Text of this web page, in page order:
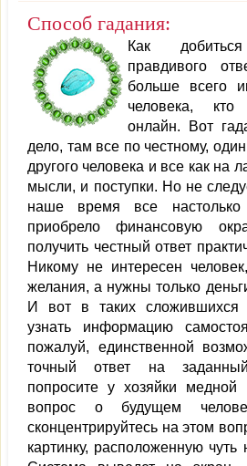
Способ гадания:
Как
правдивого
больше всего
человека, кто
онлайн. Вот
дело, там все по честному,
другого человека и все как на
мысли, и поступки. Но не
наше время все настолько
приобрело финансовую
получить честный ответ
Никому не интересен
желания, а нужны только
И вот в таких сложившихся
узнать информацию
пожалуй, единственной
точный ответ на
попросите у хозяйки медной
вопрос о будущем
сконцентрируйтесь на этом
картинку, расположенную